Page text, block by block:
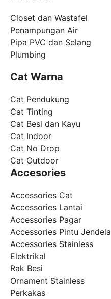
Closet dan Wastafel
Penampungan Air
Pipa PVC dan Selang
Plumbing
Cat Warna
Cat Pendukung
Cat Tinting
Cat Besi dan Kayu
Cat Indoor
Cat No Drop
Cat Outdoor
Accesories
Accessories Cat
Accessories Lantai
Accessories Pagar
Accessories Pintu Jendela
Accessories Stainless
Elektrikal
Rak Besi
Ornament Stainless
Perkakas